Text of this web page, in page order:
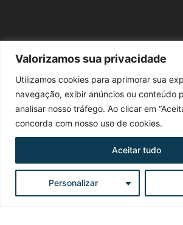
Valorizamos sua privacidade
Utilizamos cookies para aprimorar sua
navegação, exibir anúncios ou conteúdo
analisar nosso tráfego. Ao clicar em
concorda com nosso uso de cookies.
Personalizar
Aceitar tudo
Ouça Agora